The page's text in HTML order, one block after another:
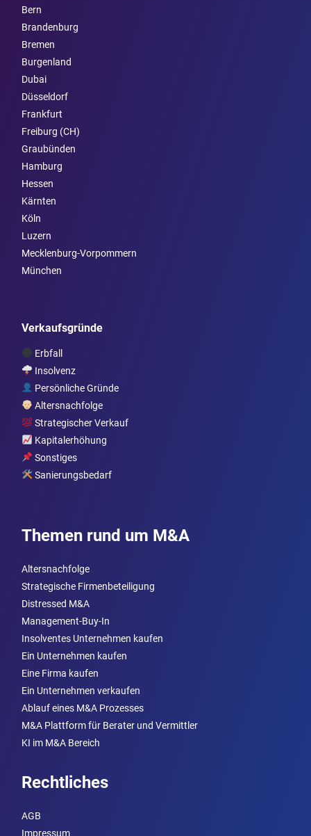
Bern
Brandenburg
Bremen
Burgen­land
Dubai
Düsseldorf
Frankfurt
Freiburg (CH)
Graubünden
Hamburg
Hessen
Kärnten
Köln
Luzern
Mecklenburg-Vorpommern
München
Verkaufsgründe
Erbfall
Insolvenz
Persönliche Gründe
Altersnachfolge
Strategischer Verkauf
Kapitalerhöhung
Sonstiges
Sanierungsbedarf
Themen rund um M&A
Altersnachfolge
Strategische Firmenbeteiligung
Distressed M&A
Management-Buy-In
Insolventes Unternehmen kaufen
Ein Unternehmen kaufen
Eine Firma kaufen
Ein Unternehmen verkaufen
Ablauf eines M&A Prozesses
M&A Plattform für Berater und Vermittler
KI im M&A Bereich
Rechtliches
AGB
Impressum